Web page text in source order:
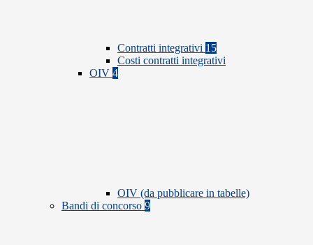
Contratti integrativi 15
Costi contratti integrativi
OIV 4
OIV (da pubblicare in tabelle)
Bandi di concorso 9